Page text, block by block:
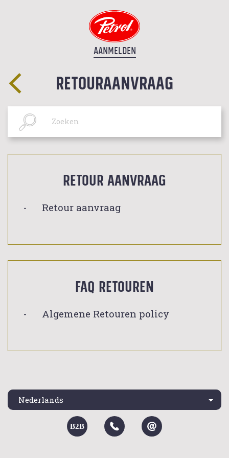
AANMELDEN
RETOURAANVRAAG
Retour aanvraag
Retour aanvraag
FAQ Retouren
Algemene Retouren policy
Nederlands